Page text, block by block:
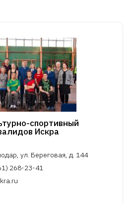
спортивный
Искра
ул. Береговая, д. 144
268-23-41